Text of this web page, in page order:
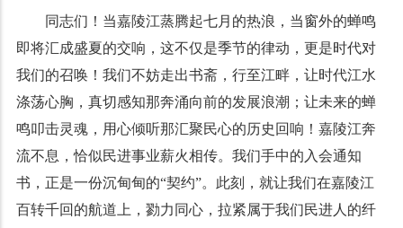
同志们！当嘉陵江蒸腾起七月的热浪，当窗外的蝉鸣
即将汇成盛夏的交响，这不仅是季节的律动，更是时代对
我们的召唤！我们不妨走出书斋，行至江畔，让时代江水
涤荡心胸，真切感知那奔涌向前的发展浪潮；让未来的蝉
鸣叩击灵魂，用心倾听那汇聚民心的历史回响！嘉陵江奔
流不息，恰似民进事业薪火相传。我们手中的入会通知
书，正是一份沉甸甸的“契约”。此刻，就让我们在嘉陵江
百转千回的航道上，勠力同心，拉紧属于我们民进人的纤